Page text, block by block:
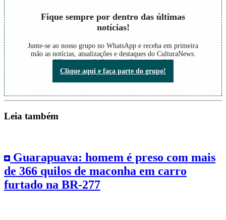
Fique sempre por dentro das últimas
notícias!
Junte-se ao nosso grupo no WhatsApp e receba em primeira
mão as notícias, atualizações e destaques do CulturaNews.
Não perca nada do que está acontecendo!
Clique aqui e faça parte do grupo!
Leia também
Guarapuava: homem é preso com mais
de 366 quilos de maconha em carro
furtado na BR-277